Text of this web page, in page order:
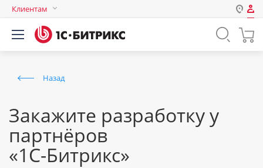
Клиентам
Авторизация
Пароль
Назад
Закажите разработку у
партнёров
«1С-Битрикс»